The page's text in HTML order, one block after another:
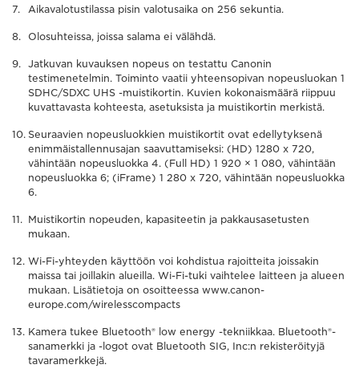
Aikavalotustilassa pisin valotusaika on 256 sekuntia.
Olosuhteissa, joissa salama ei välähdä.
Jatkuvan kuvauksen nopeus on testattu Canonin
testimenetelmin. Toiminto vaatii yhteensopivan nopeusluokan 1
SDHC/SDXC UHS -muistikortin. Kuvien kokonaismäärä riippuu
kuvattavasta kohteesta, asetuksista ja muistikortin merkistä.
Seuraavien nopeusluokkien muistikortit ovat edellytyksenä
enimmäistallennusajan saavuttamiseksi: (HD) 1280 x 720,
vähintään nopeusluokka 4. (Full HD) 1 920 × 1 080, vähintään
nopeusluokka 6; (iFrame) 1 280 x 720, vähintään nopeusluokka
6.
Muistikortin nopeuden, kapasiteetin ja pakkausasetusten
mukaan.
Wi-Fi-yhteyden käyttöön voi kohdistua rajoitteita joissakin
maissa tai joillakin alueilla. Wi-Fi-tuki vaihtelee laitteen ja alueen
mukaan. Lisätietoja on osoitteessa www.canon-
europe.com/wirelesscompacts
Kamera tukee Bluetooth® low energy -tekniikkaa. Bluetooth®-
sanamerkki ja -logot ovat Bluetooth SIG, Inc:n rekisteröityjä
tavaramerkkejä.